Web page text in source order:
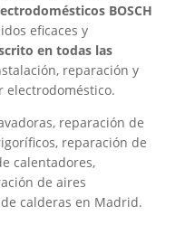
BOSCH
eficaces y
en todas las
reparación y
reparación de
reparación de
calentadores,
de aires
calderas en Madrid.